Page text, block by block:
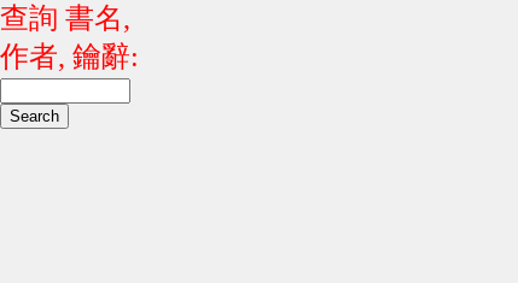
查詢 書名,
作者, 鑰辭: